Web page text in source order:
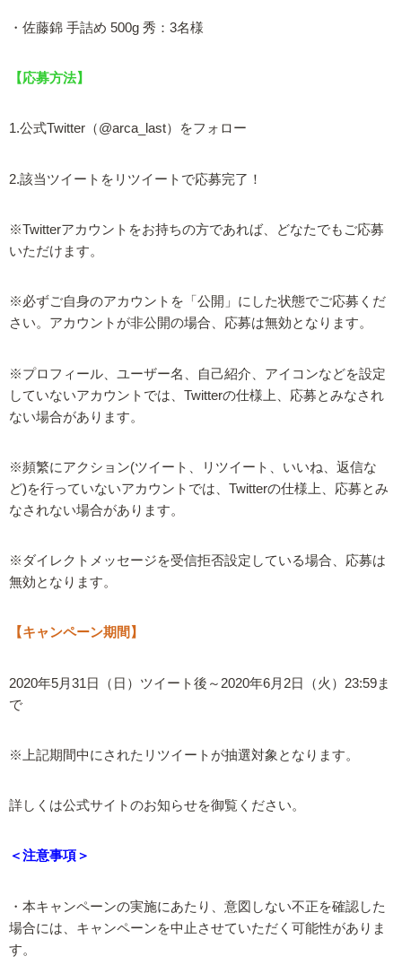
・佐藤錦 手詰め 500g 秀：3名様
【応募方法】
1.公式Twitter（@arca_last）をフォロー
2.該当ツイートをリツイートで応募完了！
※Twitterアカウントをお持ちの方であれば、どなたでもご応募
いただけます。
※必ずご自身のアカウントを「公開」にした状態でご応募くだ
さい。アカウントが非公開の場合、応募は無効となります。
※プロフィール、ユーザー名、自己紹介、アイコンなどを設定
していないアカウントでは、Twitterの仕様上、応募とみなされ
ない場合があります。
※頻繁にアクション(ツイート、リツイート、いいね、返信な
ど)を行っていないアカウントでは、Twitterの仕様上、応募とみ
なされない場合があります。
※ダイレクトメッセージを受信拒否設定している場合、応募は
無効となります。
【キャンペーン期間】
2020年5月31日（日）ツイート後～2020年6月2日（火）23:59ま
で
※上記期間中にされたリツイートが抽選対象となります。
詳しくは公式サイトのお知らせを御覧ください。
＜注意事項＞
・本キャンペーンの実施にあたり、意図しない不正を確認した
場合には、キャンペーンを中止させていただく可能性がありま
す。